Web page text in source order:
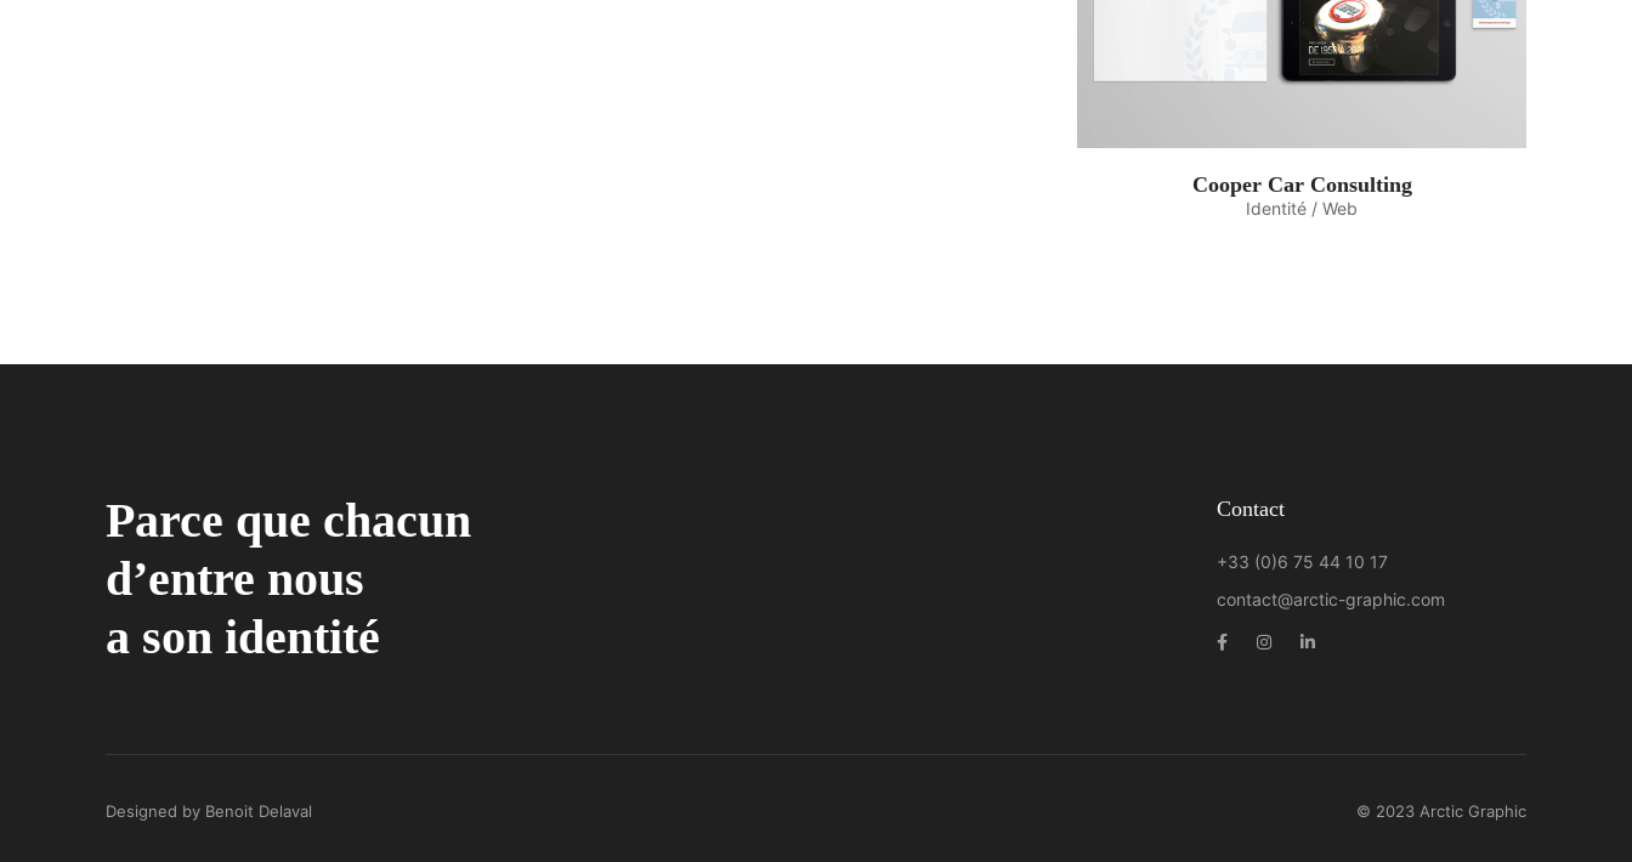
Cooper Car Consulting
Identité / Web
Parce que chacun
d’entre nous
a son identité
Contact
+33 (0)6 75 44 10 17
contact@arctic-graphic.com
Designed by Benoit Delaval © 2023 Arctic Graphic